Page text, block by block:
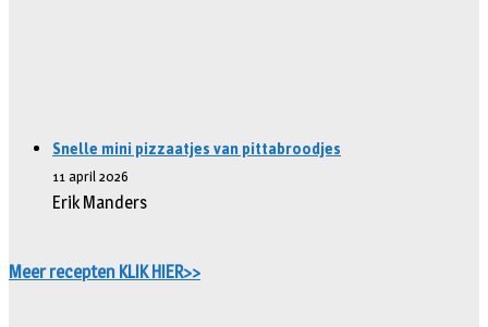
Snelle mini pizzaatjes van pittabroodjes
11 april 2026
Erik Manders
Meer recepten KLIK HIER>>